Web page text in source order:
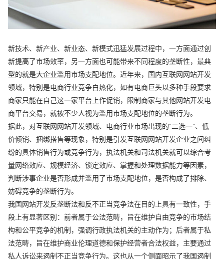
新技术、新产业、新业态、新模式迅猛发展过程中，一方面通过创
新提高了市场效率，另一方面也可能带来不同程度的垄断性，最典
型的就是大企业滥用市场支配地位。近年来，国内互联网网站开发
领域，特别是电商行业竞争白热化，如有电商巨头以多种手段要求
商家只能在自己这一家平台上作促销，限制商家与其他网站开发电
商平台交易，就被不少人视为滥用市场支配地位的垄断行为。
据此，对互联网网站开发领域、电商行业市场出现的“二选一”、低
价倾销、捆绑搭售等现象，特别是引发互联网网站开发企业之间纠
纷的具体销售行为或竞争行为，执法机关和司法机关就可以综合考
量网络效应、规模经济、锁定效应、掌握和处理数据能力等因素，
判断涉事企业是否形成并滥用了市场支配地位，是否构成了排除、
妨碍竞争的垄断行为。
我国网站开发反垄断法和反不正当竞争法在目的上具有一致性，手
段上有显著区别：前者属于公法范畴，旨在维护自由竞争的市场结
构和公平竞争的机制，强调行政执法机关的主动作为；后者属于私
法范畴，旨在维护商业伦理道德和保护经营者合法权益，主要通过
私人诉讼来遏制不正当竞争行为。这也从一个侧面昭示了我国遏制